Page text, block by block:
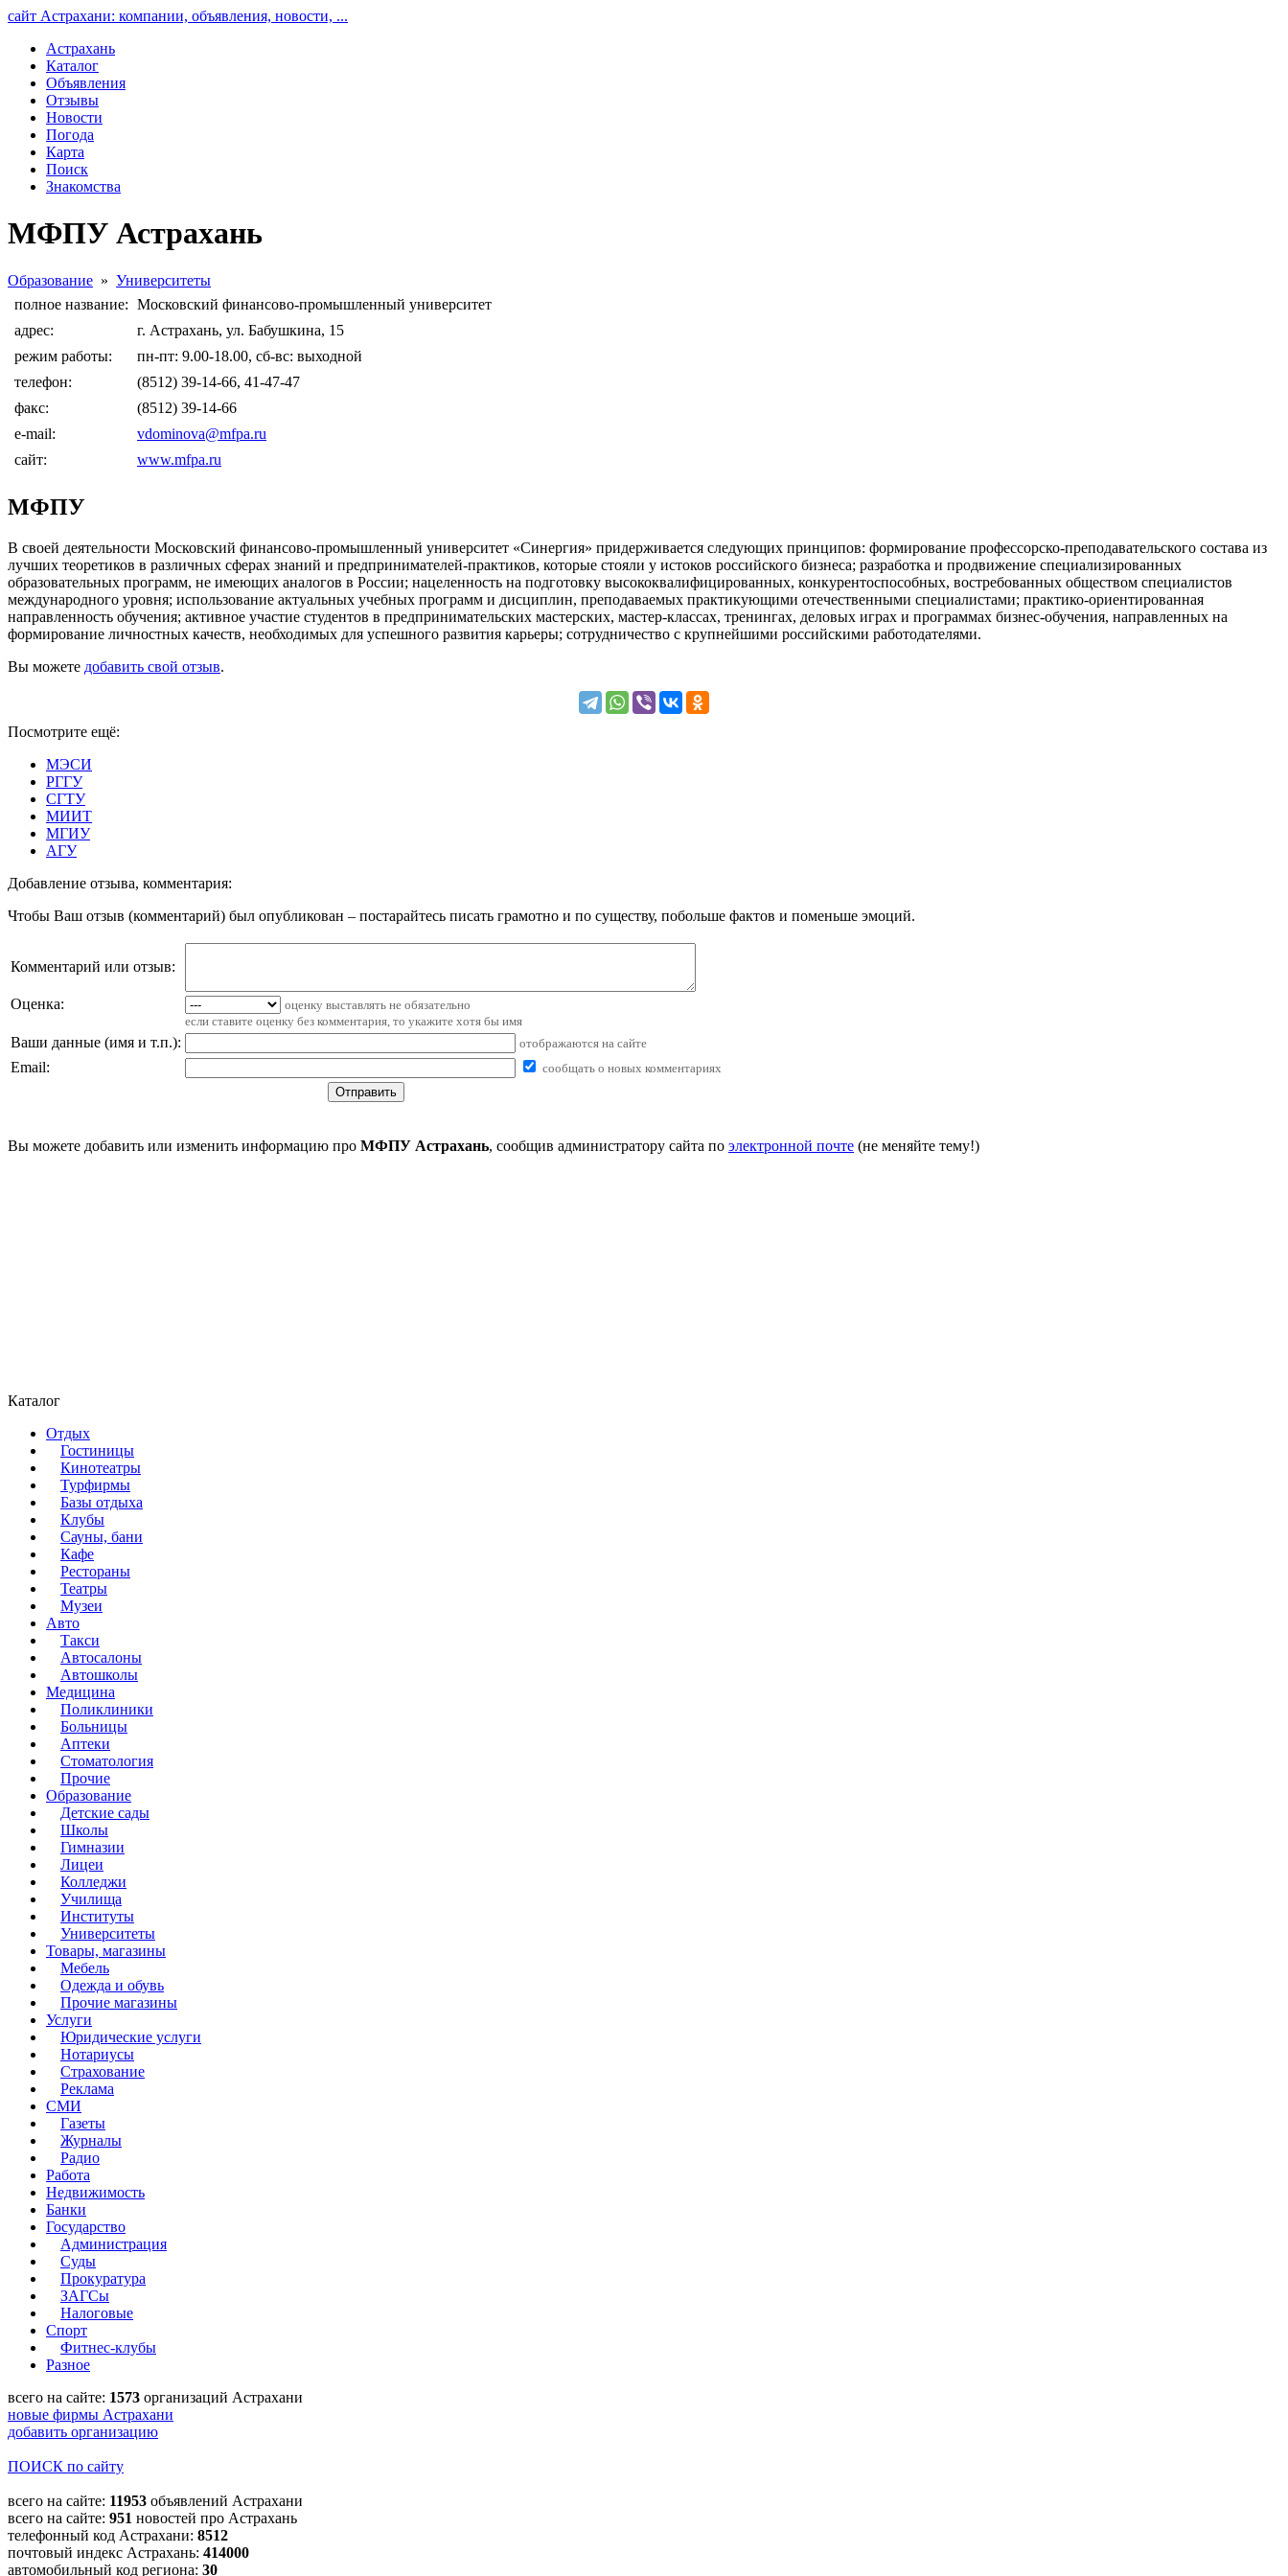
сайт Астрахани: компании, объявления, новости, ...
Астрахань
Каталог
Объявления
Отзывы
Новости
Погода
Карта
Поиск
Знакомства
МФПУ Астрахань
Образование » Университеты
полное название: Московский финансово-промышленный университет
адрес:
г. Астрахань, ул. Бабушкина, 15
режим работы:
пн-пт: 9.00-18.00, сб-вс: выходной
телефон:
(8512) 39-14-66, 41-47-47
факс:
(8512) 39-14-66
e-mail:
vdominova@mfpa.ru
сайт:
www.mfpa.ru
МФПУ
В своей деятельности Московский финансово-промышленный университет «Синергия» придерживается следующих принципов: формирование профессорско-преподавательского состава из
лучших теоретиков в различных сферах знаний и предпринимателей-практиков, которые стояли у истоков российского бизнеса; разработка и продвижение специализированных
образовательных программ, не имеющих аналогов в России; нацеленность на подготовку высококвалифицированных, конкурентоспособных, востребованных обществом специалистов
международного уровня; использование актуальных учебных программ и дисциплин, преподаваемых практикующими отечественными специалистами; практико-ориентированная
направленность обучения; активное участие студентов в предпринимательских мастерских, мастер-классах, тренингах, деловых играх и программах бизнес-обучения, направленных на
формирование личностных качеств, необходимых для успешного развития карьеры; сотрудничество с крупнейшими российскими работодателями.
Вы можете добавить свой отзыв.
Посмотрите ещё:
МЭСИ
РГГУ
СГТУ
МИИТ
МГИУ
АГУ
Добавление отзыва, комментария:
Чтобы Ваш отзыв (комментарий) был опубликован – постарайтесь писать грамотно и по существу, побольше фактов и поменьше эмоций.
Комментарий или отзыв:
Оценка:
оценку выставлять не обязательно
если ставите оценку без комментария, то укажите хотя бы имя
Ваши данные (имя и т.п.): отображаются на сайте
Email: сообщать о новых комментариях
Вы можете добавить или изменить информацию про МФПУ Астрахань, сообщив администратору сайта по электронной почте (не меняйте тему!)
Каталог
Отдых
Гостиницы
Кинотеатры
Турфирмы
Базы отдыха
Клубы
Сауны, бани
Кафе
Рестораны
Театры
Музеи
Авто
Такси
Автосалоны
Автошколы
Медицина
Поликлиники
Больницы
Аптеки
Стоматология
Прочие
Образование
Детские сады
Школы
Гимназии
Лицеи
Колледжи
Училища
Институты
Университеты
Товары, магазины
Мебель
Одежда и обувь
Прочие магазины
Услуги
Юридические услуги
Нотариусы
Страхование
Реклама
СМИ
Газеты
Журналы
Радио
Работа
Недвижимость
Банки
Государство
Администрация
Суды
Прокуратура
ЗАГСы
Налоговые
Спорт
Фитнес-клубы
Разное
всего на сайте: 1573 организаций Астрахани
новые фирмы Астрахани
добавить организацию
ПОИСК по сайту
всего на сайте: 11953 объявлений Астрахани
всего на сайте: 951 новостей про Астрахань
телефонный код Астрахани: 8512
почтовый индекс Астрахань: 414000
автомобильный код региона: 30